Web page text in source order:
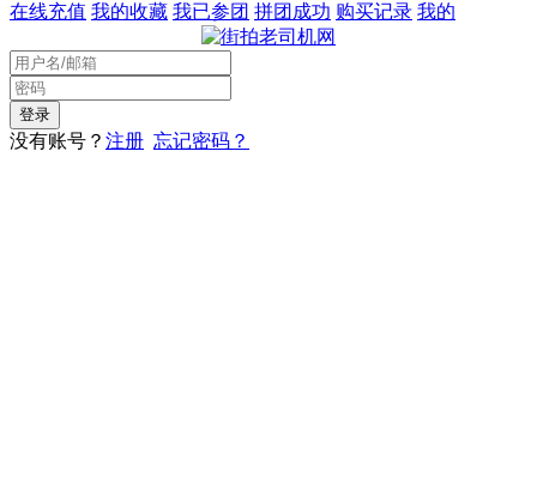
在线充值 我的收藏 我已参团 拼团成功 购买记录 我的
没有账号？ 注册 忘记密码？